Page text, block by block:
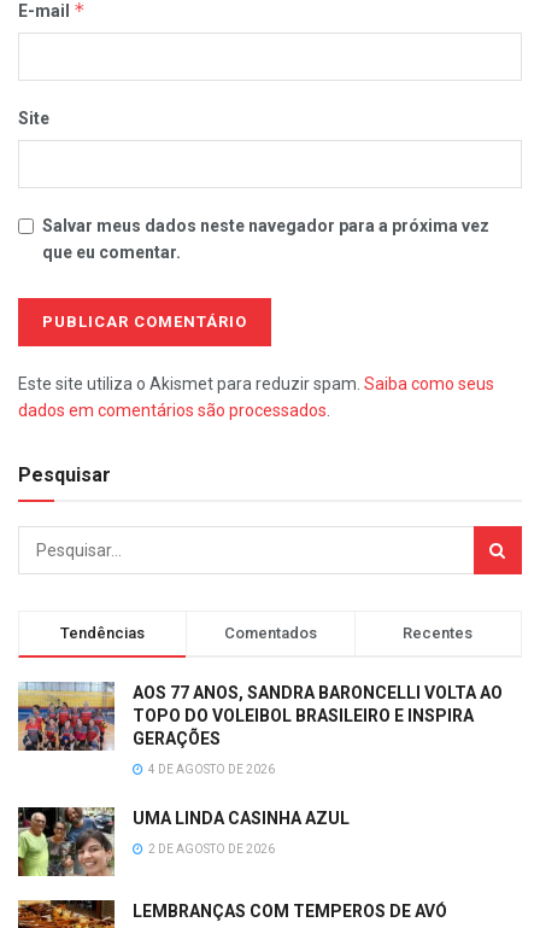
E-mail *
Site
Salvar meus dados neste navegador para a próxima vez
que eu comentar.
Este site utiliza o Akismet para reduzir spam. Saiba como seus
dados em comentários são processados
Pesquisar
Tendências Comentados Recentes
AOS 77 ANOS, SANDRA BARONCELLI VOLTA AO
TOPO DO VOLEIBOL BRASILEIRO E INSPIRA
GERAÇÕES
4 DE AGOSTO DE 2026
UMA LINDA CASINHA AZUL
2 DE AGOSTO DE 2026
LEMBRANÇAS COM TEMPEROS DE AVÓ